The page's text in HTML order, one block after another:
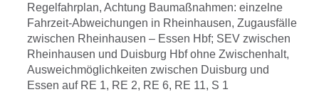
Regelfahrplan, Achtung Baumaßnahmen: einzelne
Fahrzeit-Abweichungen in Rheinhausen, Zugausfälle
zwischen Rheinhausen – Essen Hbf; SEV zwischen
Rheinhausen und Duisburg Hbf ohne Zwischenhalt,
Ausweichmöglichkeiten zwischen Duisburg und
Essen auf RE 1, RE 2, RE 6, RE 11, S 1